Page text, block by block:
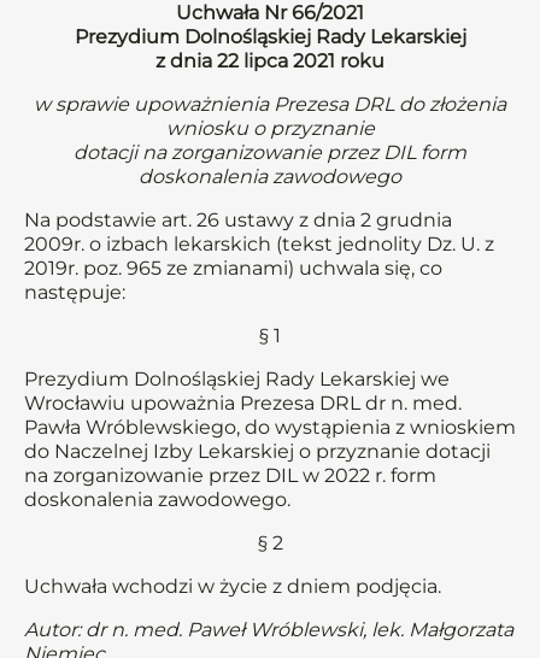
Uchwała Nr 66/2021
Prezydium Dolnośląskiej Rady Lekarskiej
z dnia 22 lipca 2021 roku
w sprawie upoważnienia Prezesa DRL do złożenia
wniosku o przyznanie
dotacji na zorganizowanie przez DIL form
doskonalenia zawodowego
Na podstawie art. 26 ustawy z dnia 2 grudnia
2009r. o izbach lekarskich (tekst jednolity Dz. U. z
2019r. poz. 965 ze zmianami) uchwala się, co
następuje:
§ 1
Prezydium Dolnośląskiej Rady Lekarskiej we
Wrocławiu upoważnia Prezesa DRL dr n. med.
Pawła Wróblewskiego, do wystąpienia z wnioskiem
do Naczelnej Izby Lekarskiej o przyznanie dotacji
na zorganizowanie przez DIL w 2022 r. form
doskonalenia zawodowego.
§ 2
Uchwała wchodzi w życie z dniem podjęcia.
Autor: dr n. med. Paweł Wróblewski, lek. Małgorzata